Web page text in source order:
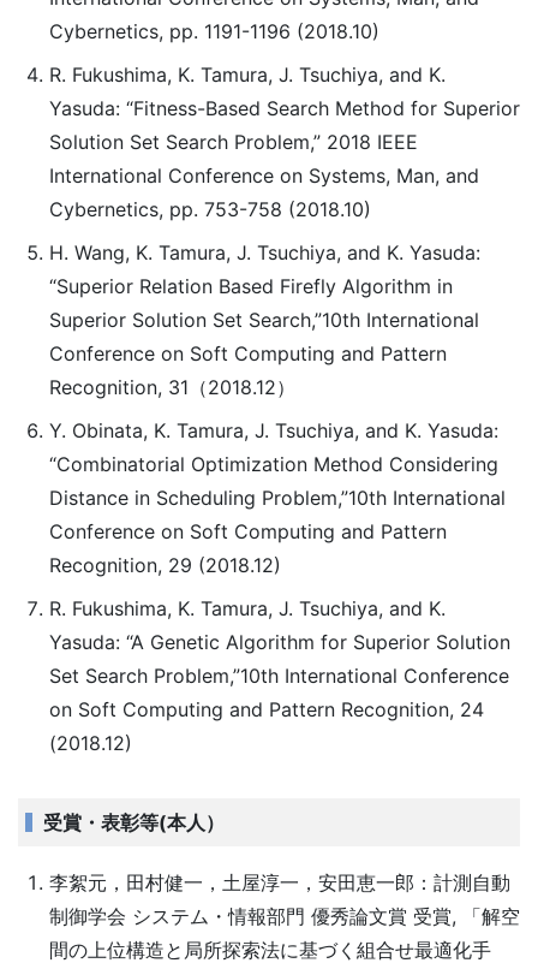
Cybernetics, pp. 1191-1196 (2018.10)
R. Fukushima, K. Tamura, J. Tsuchiya, and K.
Yasuda: “Fitness-Based Search Method for Superior
Solution Set Search Problem,” 2018 IEEE
International Conference on Systems, Man, and
Cybernetics, pp. 753-758 (2018.10)
H. Wang, K. Tamura, J. Tsuchiya, and K. Yasuda:
“Superior Relation Based Firefly Algorithm in
Superior Solution Set Search,”10th International
Conference on Soft Computing and Pattern
Recognition, 31（2018.12）
Y. Obinata, K. Tamura, J. Tsuchiya, and K. Yasuda:
“Combinatorial Optimization Method Considering
Distance in Scheduling Problem,”10th International
Conference on Soft Computing and Pattern
Recognition, 29 (2018.12)
R. Fukushima, K. Tamura, J. Tsuchiya, and K.
Yasuda: “A Genetic Algorithm for Superior Solution
Set Search Problem,”10th International Conference
on Soft Computing and Pattern Recognition, 24
(2018.12)
受賞・表彰等(本人）
李絮元，田村健一，土屋淳一，安田恵一郎：計測自動
制御学会 システム・情報部門 優秀論文賞 受賞, 「解空
間の上位構造と局所探索法に基づく組合せ最適化手